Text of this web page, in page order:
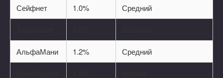
Сейфнет 1.0% Средний
АльфаМани 1.2% Средний